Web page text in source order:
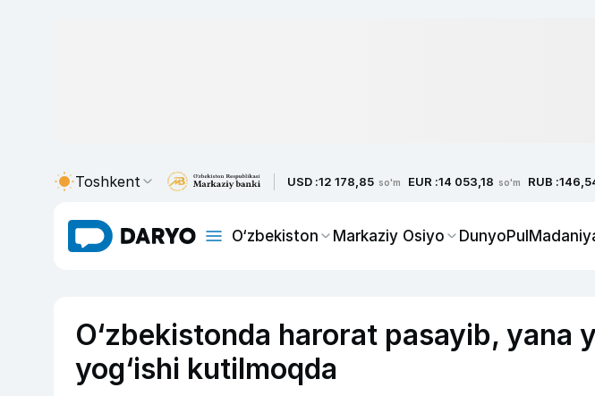
Toshkent USD :12 178,85 so'm EUR :14 053,18 so'm RUB :
O‘zbekiston Markaziy Osiyo DunyoPul
O‘zbekistonda harorat pasayib, yana
yog‘ishi kutilmoqda